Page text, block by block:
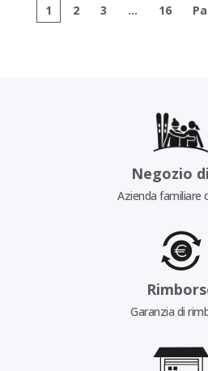
1 2 3 ... 16
Negozio
Azienda familiare
Garanzia di